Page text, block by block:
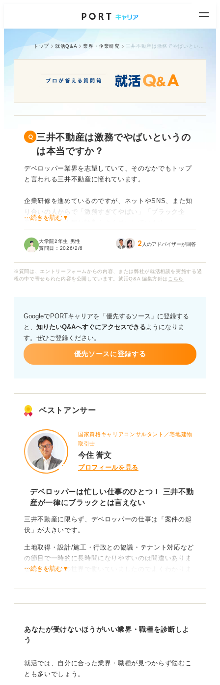
トップ 就活Q&A 業界・企業研究
三井不動産は激務でやばいというの
は本当ですか？
デベロッパー業界を志望していて、そのなかでもトップ
と言われる三井不動産に憧れています。
企業研修を進めているのですが、ネットやSNS、また知
り合いの人からで「激務すぎてやばい」「ブラック企
業」といった不穏な評判をよく目にしています……。
もちろん、街づくりという大きな仕事だからこそ、忙し
いった口コミを見ると、さすがに自分の体力やメンタル
その裏でどれほどの犠牲を払っているのか、リアルな実
態が知りたいです。
プロのキャリアコンサルタントの方から見て、三井不動
産の激務の実態や社風はどのような感じなのでしょう
⋯続きを読む▼
大学院2年生 男性
質問日： 2026/2/6 2 人のアドバイザーが回答
※質問は、エントリーフォームからの内容、または弊社が就活相談を実施する過
程の中で寄せられた内容を公開しています。就活Q&A 編集方針は こちら
GoogleでPORTキャリアを「優先するソース」に登録する
と、 知りたいQ&Aへすぐにアクセスできるようになりま
す。ぜひご登録ください。
優先ソースに登録する
ベストアンサー
国家資格キャリアコンサルタント／宅地建物
取引士
今住 誉文
プロフィールを見る
デベロッパーは忙しい仕事のひとつ！ 三井不動
産が一律にブラックとは言えない
三井不動産に限らず、デベロッパーの仕事は「案件の起
伏」が大きいです。
土地取得・設計/施工・行政との協議・テナント対応など
の節目で一時的に長時間になりやすいのは間違いありま
せん。私もその世界で働いていましたのでよくわかりま
不安は「ブラックかどうか」ではなく具体的な働き
口コミでは、強い現場が際立って拡散されやすい点も踏
⋯続きを読む▼
あなたが受けないほうがいい業界・職種を診断しよ
う
就活では、自分に合った業界・職種が見つからず悩むこ
とも多いでしょう。